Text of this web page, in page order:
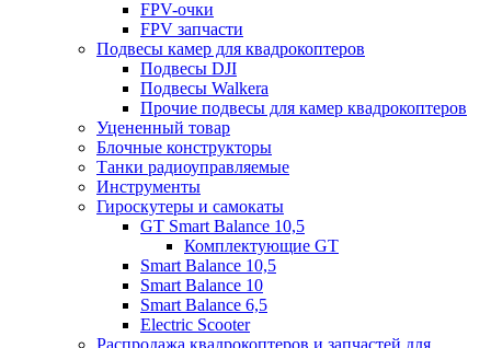
FPV-очки
FPV запчасти
Подвесы камер для квадрокоптеров
Подвесы DJI
Подвесы Walkera
Прочие подвесы для камер квадрокоптеров
Уцененный товар
Блочные конструкторы
Танки радиоуправляемые
Инструменты
Гироскутеры и самокаты
GT Smart Balance 10,5
Комплектующие GT
Smart Balance 10,5
Smart Balance 10
Smart Balance 6,5
Electric Scooter
Распродажа квадрокоптеров и запчастей для